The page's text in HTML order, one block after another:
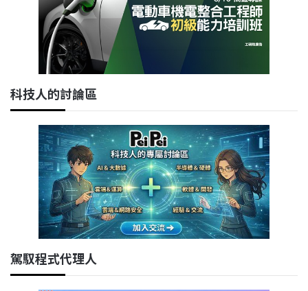
科技人的討論區
駕馭程式代理人